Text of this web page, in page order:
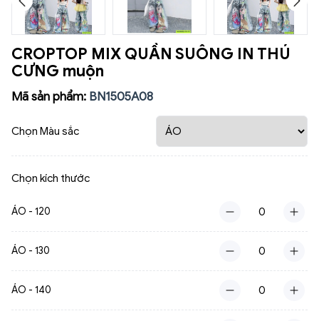
CROPTOP MIX QUẦN SUÔNG IN THÚ
CƯNG muộn
Mã sản phẩm: BN1505A08
Chọn Màu sắc
Chọn kích thước
ÁO - 120
ÁO - 130
ÁO - 140